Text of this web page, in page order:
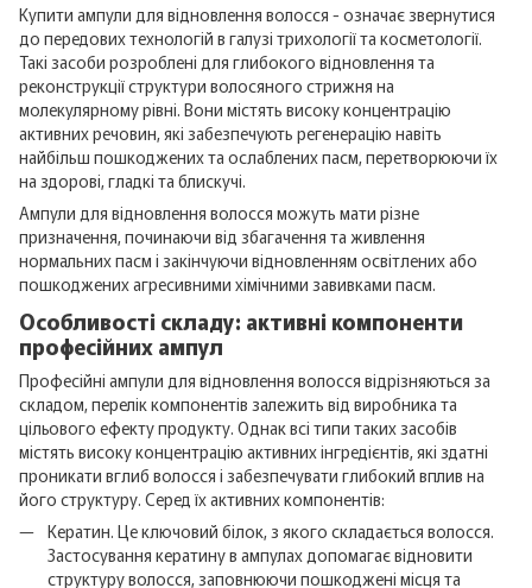
Купити ампули для відновлення волосся - означає звернутися
до передових технологій в галузі трихології та косметології.
Такі засоби розроблені для глибокого відновлення та
реконструкції структури волосяного стрижня на
молекулярному рівні. Вони містять високу концентрацію
активних речовин, які забезпечують регенерацію навіть
найбільш пошкоджених та ослаблених пасм, перетворюючи їх
на здорові, гладкі та блискучі.
Ампули для відновлення волосся можуть мати різне
призначення, починаючи від збагачення та живлення
нормальних пасм і закінчуючи відновленням освітлених або
пошкоджених агресивними хімічними завивками пасм.
Особливості складу: активні компоненти
професійних ампул
Професійні ампули для відновлення волосся відрізняються за
складом, перелік компонентів залежить від виробника та
цільового ефекту продукту. Однак всі типи таких засобів
містять високу концентрацію активних інгредієнтів, які здатні
проникати вглиб волосся і забезпечувати глибокий вплив на
його структуру. Серед їх активних компонентів:
Кератин. Це ключовий білок, з якого складається волосся.
Застосування кератину в ампулах допомагає відновити
структуру волосся, заповнюючи пошкоджені місця та